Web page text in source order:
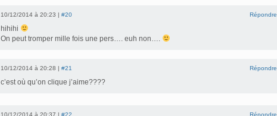
10/12/2014 à 20:23 | #20 Répondre
hihihi
On peut tromper mille fois une pers…. euh non….
10/12/2014 à 20:28 | #21 Répondre
c’est où qu’on clique j’aime????
10/12/2014 à 20:37 | #22 Répondre